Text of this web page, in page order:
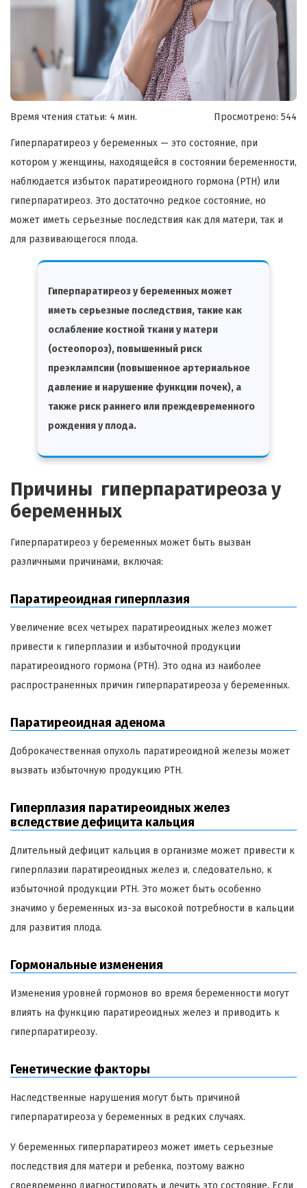
Время чтения статьи: 4 мин. Просмотрено: 544
Гиперпаратиреоз у беременных — это состояние, при
котором у женщины, находящейся в состоянии беременности,
наблюдается избыток паратиреоидного гормона (PTH) или
гиперпаратиреоз. Это достаточно редкое состояние, но
может иметь серьезные последствия как для матери, так и
для развивающегося плода.
Гиперпаратиреоз у беременных может
иметь серьезные последствия, такие как
ослабление костной ткани у матери
(остеопороз), повышенный риск
преэклампсии (повышенное артериальное
давление и нарушение функции почек), а
также риск раннего или преждевременного
рождения у плода.
Причины гиперпаратиреоза у
беременных
Гиперпаратиреоз у беременных может быть вызван
различными причинами, включая:
Паратиреоидная гиперплазия
Увеличение всех четырех паратиреоидных желез может
привести к гиперплазии и избыточной продукции
паратиреоидного гормона (PTH). Это одна из наиболее
распространенных причин гиперпаратиреоза у беременных.
Паратиреоидная аденома
Доброкачественная опухоль паратиреоидной железы может
вызвать избыточную продукцию PTH.
Гиперплазия паратиреоидных желез
вследствие дефицита кальция
Длительный дефицит кальция в организме может привести к
гиперплазии паратиреоидных желез и, следовательно, к
избыточной продукции PTH. Это может быть особенно
значимо у беременных из-за высокой потребности в кальции
для развития плода.
Гормональные изменения
Изменения уровней гормонов во время беременности могут
влиять на функцию паратиреоидных желез и приводить к
гиперпаратиреозу.
Генетические факторы
Наследственные нарушения могут быть причиной
гиперпаратиреоза у беременных в редких случаях.
У беременных гиперпаратиреоз может иметь серьезные
последствия для матери и ребенка, поэтому важно
своевременно диагностировать и лечить это состояние. Если